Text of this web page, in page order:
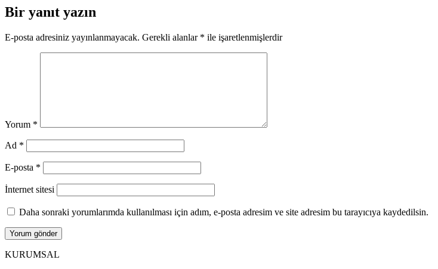
Bir yanıt yazın
E-posta adresiniz yayınlanmayacak. Gerekli alanlar * ile işaretlenmişlerdir
Yorum *
Ad *
E-posta *
İnternet sitesi
Daha sonraki yorumlarımda kullanılması için adım, e-posta adresim ve site adresim bu tarayıcıya kaydedilsin.
KURUMSAL